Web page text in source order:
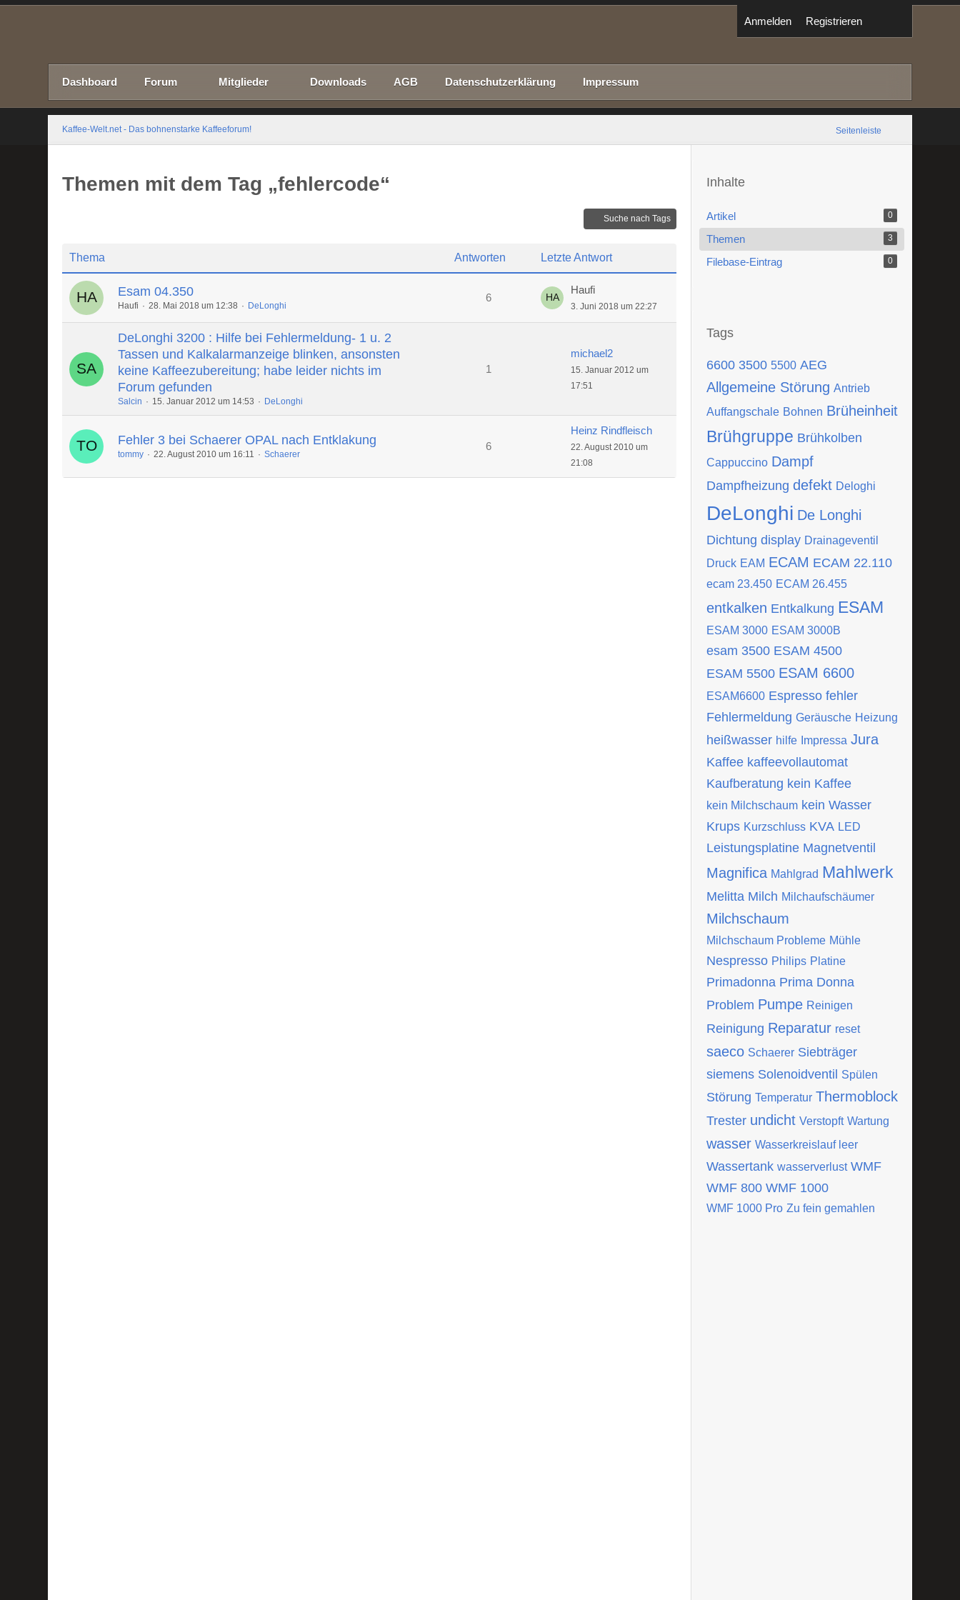
Anmelden Registrieren
Dashboard Forum Mitglieder Downloads AGB Datenschutzerklärung Impressum
Kaffee-Welt.net - Das bohnenstarke Kaffeeforum! Seitenleiste
Themen mit dem Tag „fehlercode“
Suche nach Tags
Thema Antworten Letzte Antwort
Esam 04.350
Haufi 28. Mai 2018 um 12:38 DeLonghi
6
Haufi
3. Juni 2018 um 22:27
DeLonghi 3200 : Hilfe bei Fehlermeldung- 1 u. 2
Tassen und Kalkalarmanzeige blinken, ansonsten
keine Kaffeezubereitung; habe leider nichts im
Forum gefunden
Salcin 15. Januar 2012 um 14:53 DeLonghi
1
michael2
15. Januar 2012 um
17:51
Fehler 3 bei Schaerer OPAL nach Entklakung
tommy 22. August 2010 um 16:11 Schaerer
6
Heinz Rindfleisch
22. August 2010 um
21:08
Inhalte
Artikel 0
Themen 3
Filebase-Eintrag 0
Tags
6600 3500 5500 AEG
Allgemeine Störung Antrieb
Auffangschale Bohnen Brüheinheit
Brühgruppe Brühkolben
Cappuccino Dampf
Dampfheizung defekt Deloghi
DeLonghi De Longhi
Dichtung display Drainageventil
Druck EAM ECAM ECAM 22.110
ecam 23.450 ECAM 26.455
entkalken Entkalkung ESAM
ESAM 3000 ESAM 3000B
esam 3500 ESAM 4500
ESAM 5500 ESAM 6600
ESAM6600 Espresso fehler
Fehlermeldung Geräusche Heizung
heißwasser hilfe Impressa Jura
Kaffee kaffeevollautomat
Kaufberatung kein Kaffee
kein Milchschaum kein Wasser
Krups Kurzschluss KVA LED
Leistungsplatine Magnetventil
Magnifica Mahlgrad Mahlwerk
Melitta Milch Milchaufschäumer
Milchschaum
Milchschaum Probleme Mühle
Nespresso Philips Platine
Primadonna Prima Donna
Problem Pumpe Reinigen
Reinigung Reparatur reset
saeco Schaerer Siebträger
siemens Solenoidventil Spülen
Störung Temperatur Thermoblock
Trester undicht Verstopft Wartung
wasser Wasserkreislauf leer
Wassertank wasserverlust WMF
WMF 800 WMF 1000
WMF 1000 Pro Zu fein gemahlen